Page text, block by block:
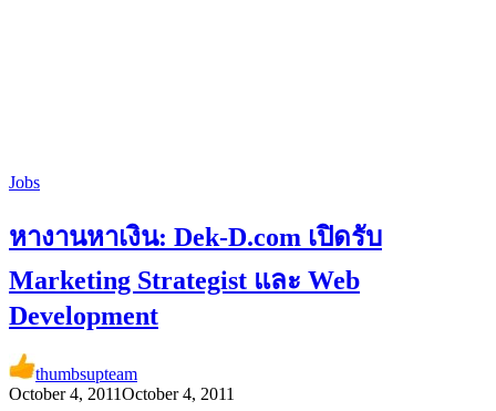
Jobs
หางานหาเงิน: Dek-D.com เปิดรับ
Marketing Strategist และ Web
Development
thumbsupteam
October 4, 2011October 4, 2011